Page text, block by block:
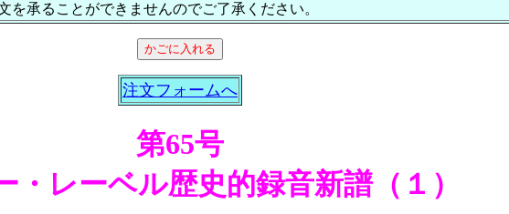
を承ることができませんのでご了承ください。
注文フォームへ
第65号
・レーベル歴史的録音新譜（１）